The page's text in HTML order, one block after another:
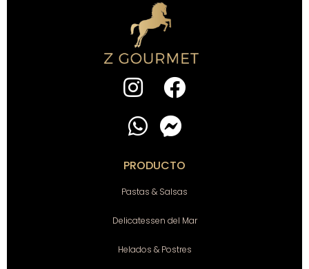
PRODUCTO
Pastas & Salsas
Delicatessen del Mar
Helados & Postres